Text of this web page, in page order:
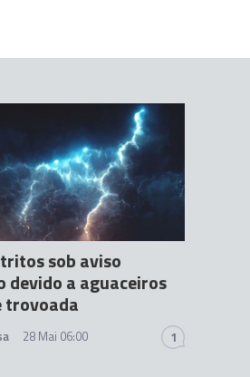
sob aviso
devido a aguaceiros
trovoada
28 Mai 06:00 1